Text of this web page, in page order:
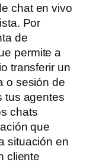
chat en vivo
Por
de
permite a
transferir un
o sesión de
tus agentes
chats
que
situación en
cliente